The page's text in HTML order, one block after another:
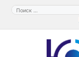
Перейти
содержимому
Поиск: